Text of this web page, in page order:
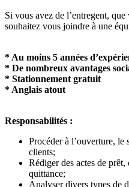
Si vous avez de l’entregent,
souhaitez vous joindre à une
* Au moins 5 années
* De nombreux avantages
* Stationnement gratuit
* Anglais atout
Responsabilités :
Procéder à l’ouverture, le
clients;
Rédiger des actes de
quittance;
Analyser divers types de